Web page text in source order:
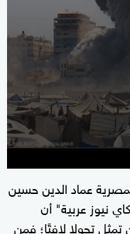
8
minutes,
seconds
عماد الدين حسين
نيوز عربية" أن
تحولا لافتًا؛ فمن